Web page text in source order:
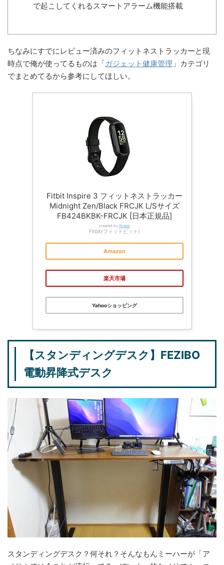
で起こしてくれるスマートアラーム機能搭載
ちなみにすでにレビュー済みのフィットネストラッカーと現
時点で俺が使ってるものは「ガジェット健康管理 」カテゴリ
でまとめてるから参考にしてほしい。
Fitbit Inspire 3 フィットネストラッカー
Midnight Zen/Black FRCJK L/Sサイズ
FB424BKBK-FRCJK [日本正規品]
created by Rinker
Fitbit(フィットビット)
Amazon
楽天市場
Yahooショッピング
【スタンディングデスク】FEZIBO
電動昇降式デスク
スタンディングデスク？何それ？そんなもんミーハーが「ア